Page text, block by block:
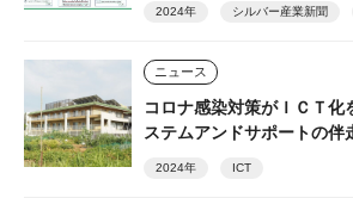
2024年 シルバー産業新聞
ニュース
コロナ感染対策がＩＣＴ
ステムアンドサポートの伴
2024年 ICT